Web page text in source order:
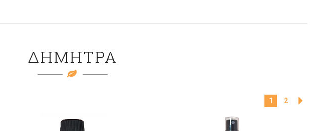
ΔΗΜΗΤΡΑ
1 2